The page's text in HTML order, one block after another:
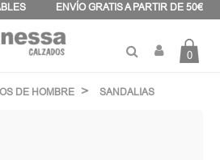
ENVÍO GRATIS A PARTIR DE 50€
0
DE HOMBRE SANDALIAS